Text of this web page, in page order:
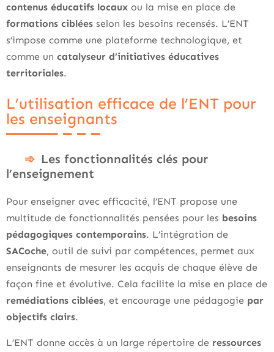
contenus éducatifs locaux ou la mise en place de
formations ciblées selon les besoins recensés. L’ENT
s’impose comme une plateforme technologique, et
comme un catalyseur d’initiatives éducatives
territoriales.
L’utilisation efficace de l’ENT pour
les enseignants
Les fonctionnalités clés pour
l’enseignement
Pour enseigner avec efficacité, l’ENT propose une
multitude de fonctionnalités pensées pour les besoins
pédagogiques contemporains. L’intégration de
SACoche, outil de suivi par compétences, permet aux
enseignants de mesurer les acquis de chaque élève de
façon fine et évolutive. Cela facilite la mise en place de
remédiations ciblées, et encourage une pédagogie par
objectifs clairs.
L’ENT donne accès à un large répertoire de ressources